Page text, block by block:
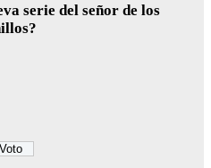
serie del señor de los